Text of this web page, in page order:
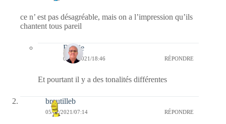
ce n’ est pas désagréable, mais on a l’impression qu’ils
chantent tous pareil
Bernie
05/02/2021/18:46 RÉPONDRE
Et pourtant il y a des tonalités différentes
broutilleb
05/02/2021/07:14 RÉPONDRE